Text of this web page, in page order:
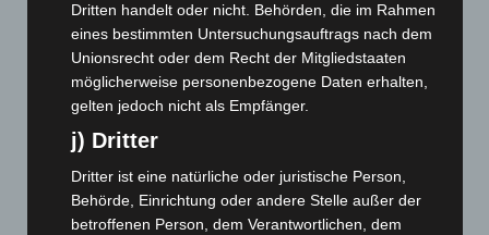
Blaulicht
2.799
Corona-News
Hannover und Region
5.039
Langenhagen und Ortsteile
Leserbriefe
Menschen
Über uns
Dritten handelt oder nicht. Behörden, die im Rahmen
eines bestimmten Untersuchungsauftrags nach dem
Unionsrecht oder dem Recht der Mitgliedstaaten
möglicherweise personenbezogene Daten erhalten,
gelten jedoch nicht als Empfänger.
j) Dritter
Dritter ist eine natürliche oder juristische Person,
Behörde, Einrichtung oder andere Stelle außer der
betroffenen Person, dem Verantwortlichen, dem